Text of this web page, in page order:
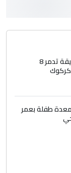
الشمل"
الإعلام الأمني: ضربات جوية دقيقة تدمر 8
طفلة بعمر